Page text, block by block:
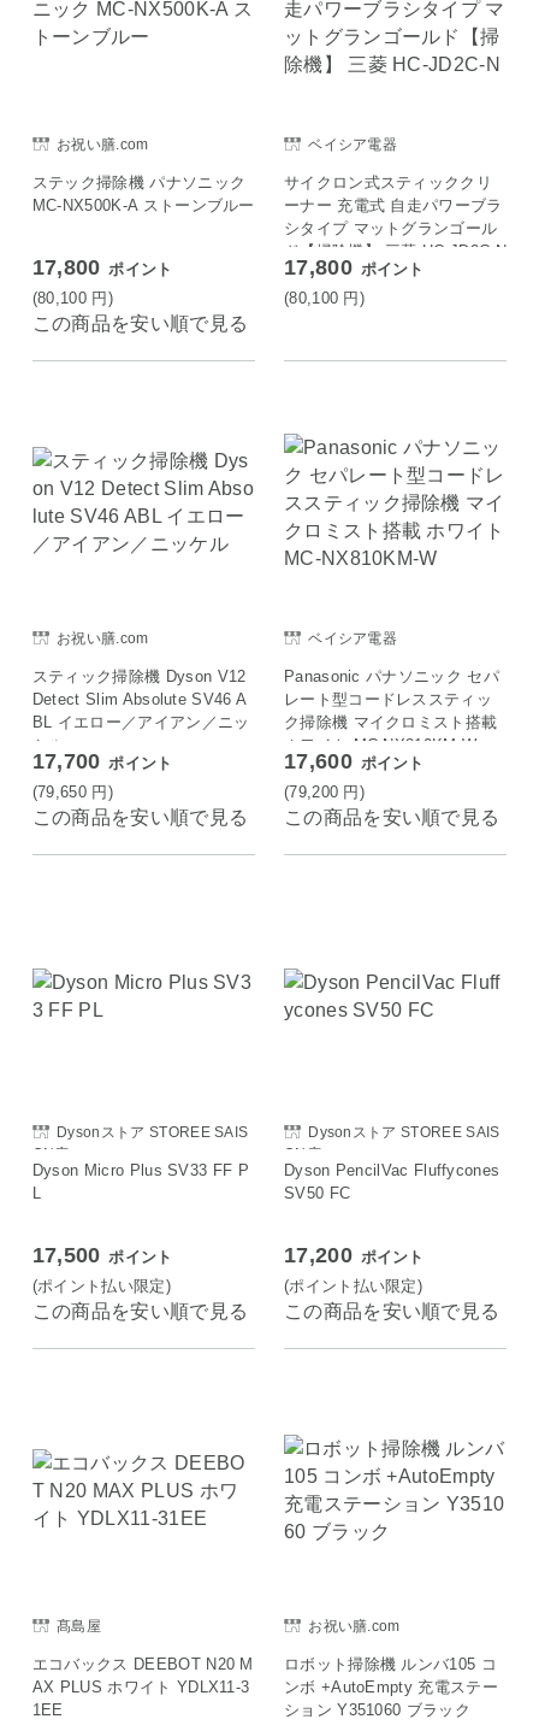
お祝い膳.com
ステック掃除機 パナソニック
MC-NX500K-A ストーンブルー
17,800 ポイント
(80,100 円)
この商品を安い順で見る
ベイシア電器
サイクロン式スティッククリ
ーナー 充電式 自走パワーブラ
シタイプ マットグランゴール
ド【掃除機】 三菱 HC-JD2C-N
17,800 ポイント
(80,100 円)
お祝い膳.com
スティック掃除機 Dyson V12
Detect Slim Absolute SV46 A
BL イエロー／アイアン／ニッ
ケル
17,700 ポイント
(79,650 円)
この商品を安い順で見る
ベイシア電器
Panasonic パナソニック セパ
レート型コードレススティッ
ク掃除機 マイクロミスト搭載
ホワイト MC-NX810KM-W
17,600 ポイント
(79,200 円)
この商品を安い順で見る
Dysonストア STOREE SAIS
ON店
Dyson Micro Plus SV33 FF P
17,500 ポイント
(ポイント払い限定)
この商品を安い順で見る
Dysonストア STOREE SAIS
ON店
Dyson PencilVac Fluffycones
SV50 FC
17,200 ポイント
(ポイント払い限定)
この商品を安い順で見る
髙島屋
エコバックス DEEBOT N20 M
AX PLUS ホワイト YDLX11-3
1EE
お祝い膳.com
ロボット掃除機 ルンバ105 コ
ンボ +AutoEmpty 充電ステー
ション Y351060 ブラック